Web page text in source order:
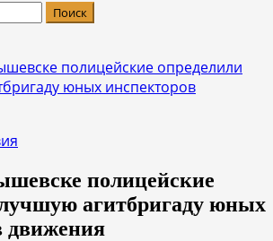
полицейские определили
юных инспекторов
полицейские
агитбригаду юных
движения